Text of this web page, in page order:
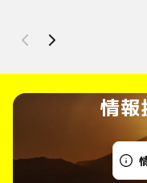
情報